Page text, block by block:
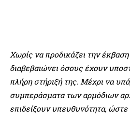
Χωρίς να προδικάζει την
διαβεβαιώνει όσους έχουν
πλήρη στήριξή της. Μέχρι να
συμπεράσματα των αρμόδιων
επιδείξουν υπευθυνότητα, ώστε